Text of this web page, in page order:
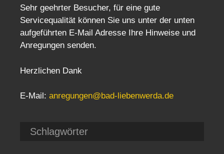
Sehr geehrter Besucher, für eine gute
Servicequalität können Sie uns unter der unten
aufgeführten E-Mail Adresse Ihre Hinweise und
Anregungen senden.
Herzlichen Dank
E-Mail: anregungen@bad-liebenwerda.de
Schlagwörter